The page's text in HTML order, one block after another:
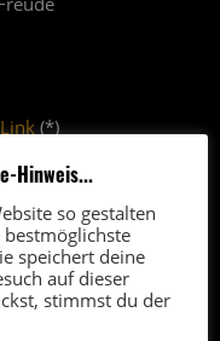
(*)
Link(*)
erhalten
kleine
Hinweis...
so gestalten
speichert deine
auf dieser
stimmst du der